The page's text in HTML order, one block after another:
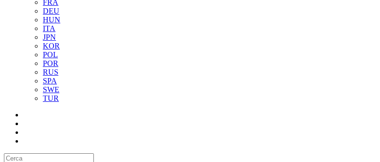
FRA
DEU
HUN
ITA
JPN
KOR
POL
POR
RUS
SPA
SWE
TUR